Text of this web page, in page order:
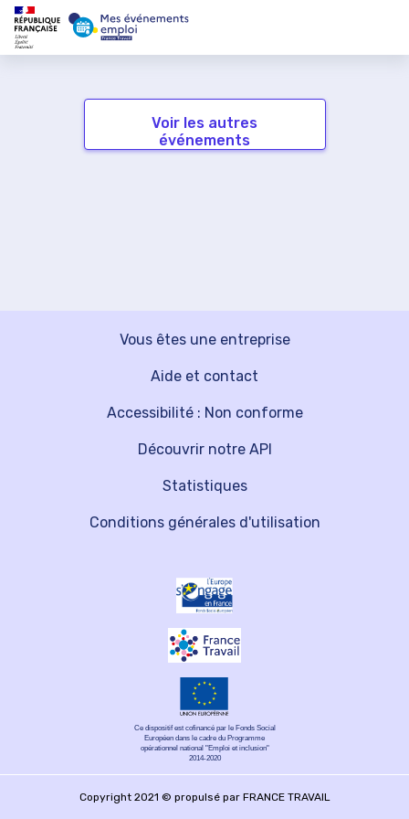
Voir les autres
événements
Vous êtes une entreprise
Découvrir notre API
Aide et contact
Statistiques
Accessibilité : Non conforme
Conditions générales d'utilisation
Ce dispositif est cofinancé par le Fonds Social
Européen dans le cadre du Programme
opérationnel national "Emploi et inclusion"
2014-2020
Copyright 2021 © propulsé par FRANCE TRAVAIL